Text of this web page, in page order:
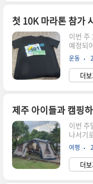
4,000명
장 주변
금은 서
초입에
다. 대
에 있는
일 행사
첫 10K 마라톤 참가
이번 주
예정되
번표까
작 했습
겨서 미
상으로
좀 되긴
용하는
용해서
각도 있
홈페이
그렇게
다. 생각
운동
더보
이번 주
나서기
없이 뛰
창생들
네요...
수 있었
여행
더보